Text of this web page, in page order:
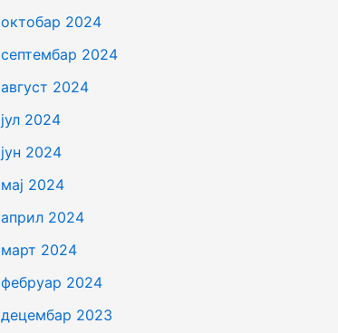
октобар 2024
септембар 2024
август 2024
јул 2024
јун 2024
мај 2024
април 2024
март 2024
фебруар 2024
децембар 2023